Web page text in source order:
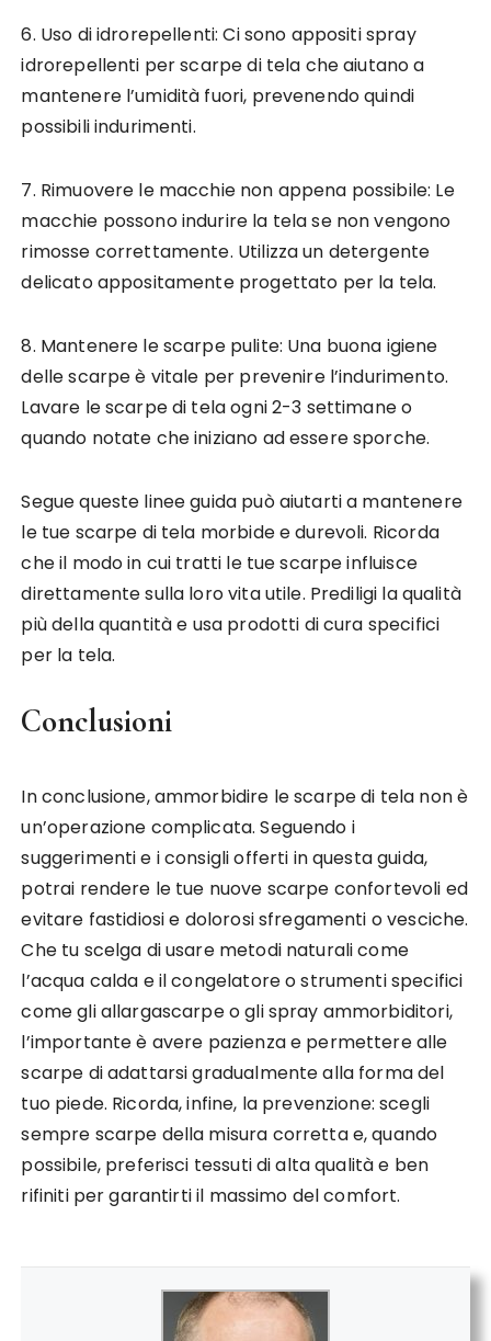
6. Uso di idrorepellenti: Ci sono appositi spray
idrorepellenti per scarpe di tela che aiutano a
mantenere l’umidità fuori, prevenendo quindi
possibili indurimenti.
7. Rimuovere le macchie non appena possibile: Le
macchie possono indurire la tela se non vengono
rimosse correttamente. Utilizza un detergente
delicato appositamente progettato per la tela.
8. Mantenere le scarpe pulite: Una buona igiene
delle scarpe è vitale per prevenire l’indurimento.
Lavare le scarpe di tela ogni 2-3 settimane o
quando notate che iniziano ad essere sporche.
Segue queste linee guida può aiutarti a mantenere
le tue scarpe di tela morbide e durevoli. Ricorda
che il modo in cui tratti le tue scarpe influisce
direttamente sulla loro vita utile. Prediligi la qualità
più della quantità e usa prodotti di cura specifici
per la tela.
Conclusioni
In conclusione, ammorbidire le scarpe di tela non è
un’operazione complicata. Seguendo i
suggerimenti e i consigli offerti in questa guida,
potrai rendere le tue nuove scarpe confortevoli ed
evitare fastidiosi e dolorosi sfregamenti o vesciche.
Che tu scelga di usare metodi naturali come
l’acqua calda e il congelatore o strumenti specifici
come gli allargascarpe o gli spray ammorbiditori,
l’importante è avere pazienza e permettere alle
scarpe di adattarsi gradualmente alla forma del
tuo piede. Ricorda, infine, la prevenzione: scegli
sempre scarpe della misura corretta e, quando
possibile, preferisci tessuti di alta qualità e ben
rifiniti per garantirti il massimo del comfort.